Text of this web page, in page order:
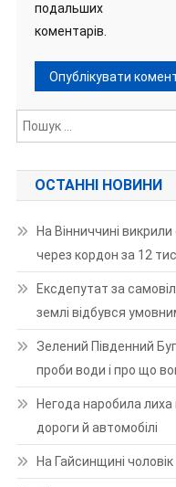
подальших
коментарів.
ОСТАННІ НОВИНИ
На Вінниччині
через кордон за 12
Ексдепутат за
землі відбувся
Зелений Південний Буг
проби води і про що
Негода наробила лиха
дороги й автомобілі
На Гайсинщині